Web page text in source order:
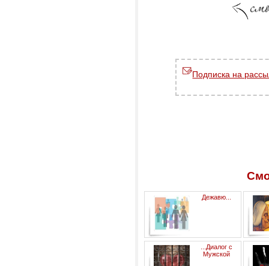
Подписка на
Дежавю...
Психологические зарисовки
(часть 11)...Диалог с
Мужской